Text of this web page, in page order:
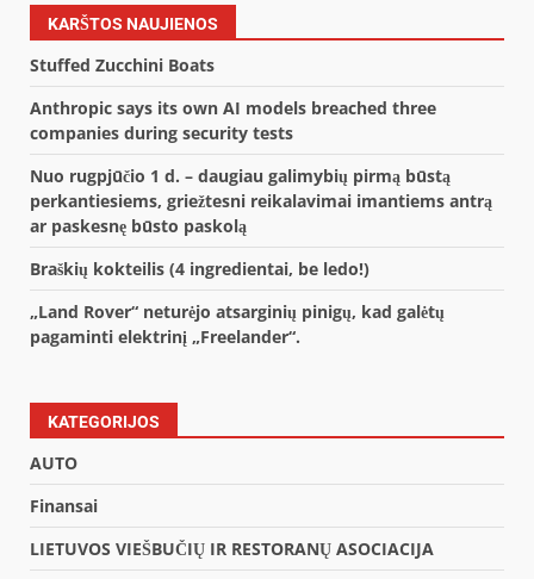
KARŠTOS NAUJIENOS
Stuffed Zucchini Boats
Anthropic says its own AI models breached three
companies during security tests
Nuo rugpjūčio 1 d. – daugiau galimybių pirmą būstą
perkantiesiems, griežtesni reikalavimai imantiems antrą
ar paskesnę būsto paskolą
Braškių kokteilis (4 ingredientai, be ledo!)
„Land Rover“ neturėjo atsarginių pinigų, kad galėtų
pagaminti elektrinį „Freelander“.
KATEGORIJOS
AUTO
Finansai
LIETUVOS VIEŠBUČIŲ IR RESTORANŲ ASOCIACIJA